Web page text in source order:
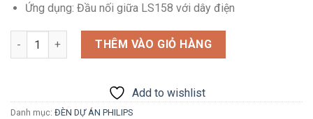
Ứng dụng: Đầu nối giữa LS158 với dây điện
Số lượng THÊM VÀO GIỎ HÀNG
Add to wishlist
Danh mục: ĐÈN DỰ ÁN PHILIPS